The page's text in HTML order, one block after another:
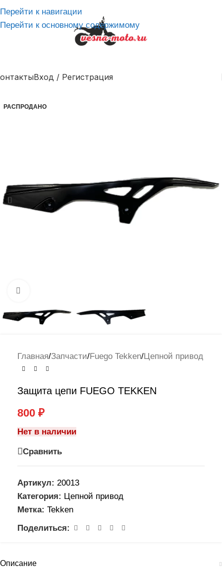
Перейти к навигации
Перейти к основному содержимому
Вход / Регистрация
РАСПРОДАНО
Главная/Запчасти/Fuego Tekken/Цепной привод
Защита цепи FUEGO TEKKEN
800 ₽
Нет в наличии
Сравнить
Артикул: 20013
Категория: Цепной привод
Метка: Tekken
Поделиться:
Описание